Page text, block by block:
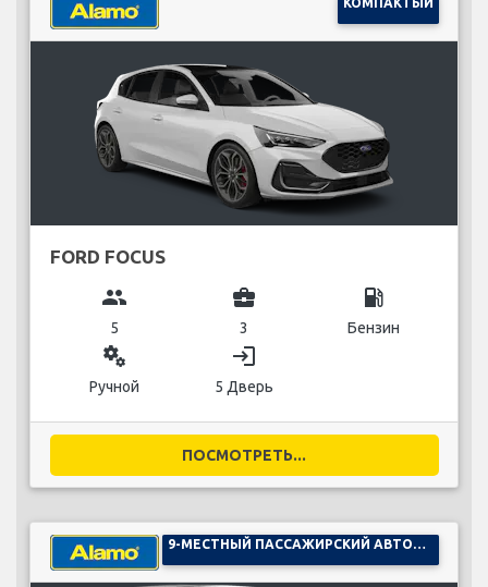
FORD FOCUS
group
5
business_center
3
local_gas_station
Бензин
miscellaneous_services
Ручной
login
5 Дверь
ПОСМОТРЕТЬ...